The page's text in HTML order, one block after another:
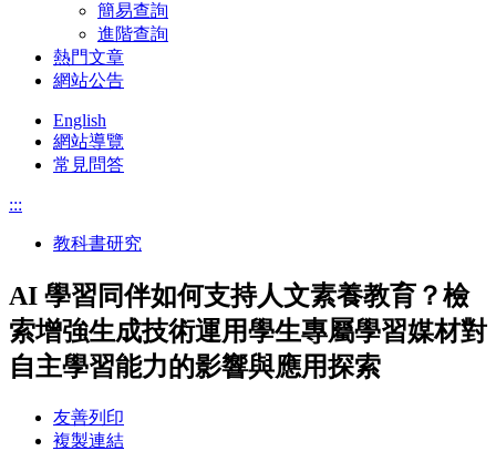
簡易查詢
進階查詢
熱門文章
網站公告
English
網站導覽
常見問答
:::
教科書研究
AI 學習同伴如何支持人文素養教育？檢
索增強生成技術運用學生專屬學習媒材對
自主學習能力的影響與應用探索
友善列印
複製連結